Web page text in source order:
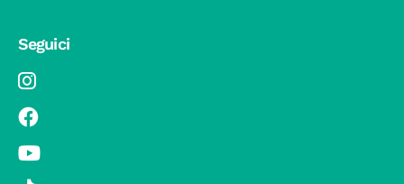
Seguici